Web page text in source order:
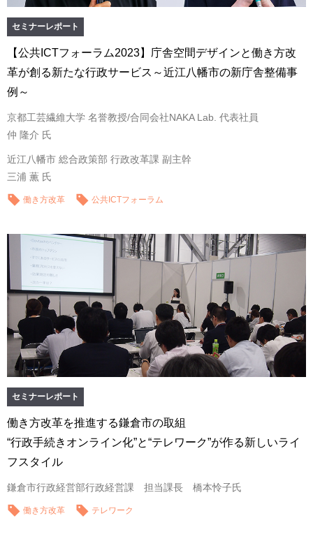
セミナーレポート
【公共ICTフォーラム2023】庁舎空間デザインと働き方改
革が創る新たな行政サービス～近江八幡市の新庁舎整備事
例～
京都工芸繊維大学 名誉教授/合同会社NAKA Lab. 代表社員
仲 隆介 氏
近江八幡市 総合政策部 行政改革課 副主幹
三浦 薫 氏
働き方改革 公共ICTフォーラム
セミナーレポート
働き方改革を推進する鎌倉市の取組
“行政手続きオンライン化”と“テレワーク”が作る新しいライ
フスタイル
鎌倉市行政経営部行政経営課 担当課長 橋本怜子氏
働き方改革 テレワーク